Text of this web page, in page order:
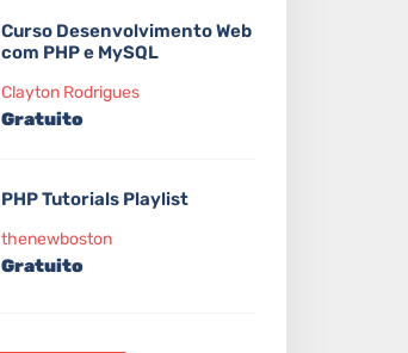
Curso Desenvolvimento Web
com PHP e MySQL
Clayton Rodrigues
Gratuito
PHP Tutorials Playlist
thenewboston
Gratuito